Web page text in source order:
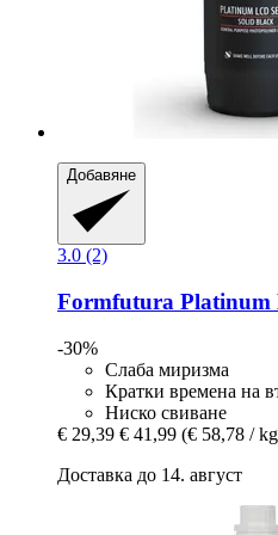
Добавяне
3.0 (2)
Formfutura Platinum
-30%
Слаба миризма
Кратки времена на
Ниско свиване
€ 29,39 € 41,99 (€ 58,78 /
Доставка до 14. август